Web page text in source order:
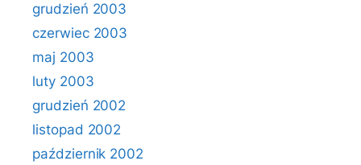
grudzień 2003
czerwiec 2003
maj 2003
luty 2003
grudzień 2002
listopad 2002
październik 2002